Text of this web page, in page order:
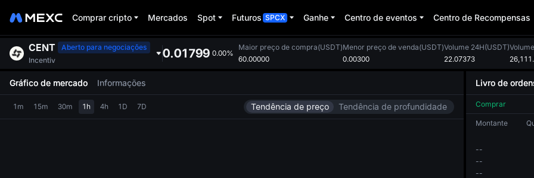
Comprar cripto Mercados Spot Futuros SPCX Ganhe Centro de eventos Centro de Recompensas
CENT
Aberto para negociações
Incentiv
0.01799 0.00%
Maior preço de compra(USDT)
60.00000
Menor preço de venda(USDT)
0.00300
Volume 24H(USDT)
22.07373
Gráfico de mercado Informações
1m 15m 30m 1h 4h 1D 7D Tendência de preço Tendência de profundidade
Livro de
Comprar
Montante
--
--
--